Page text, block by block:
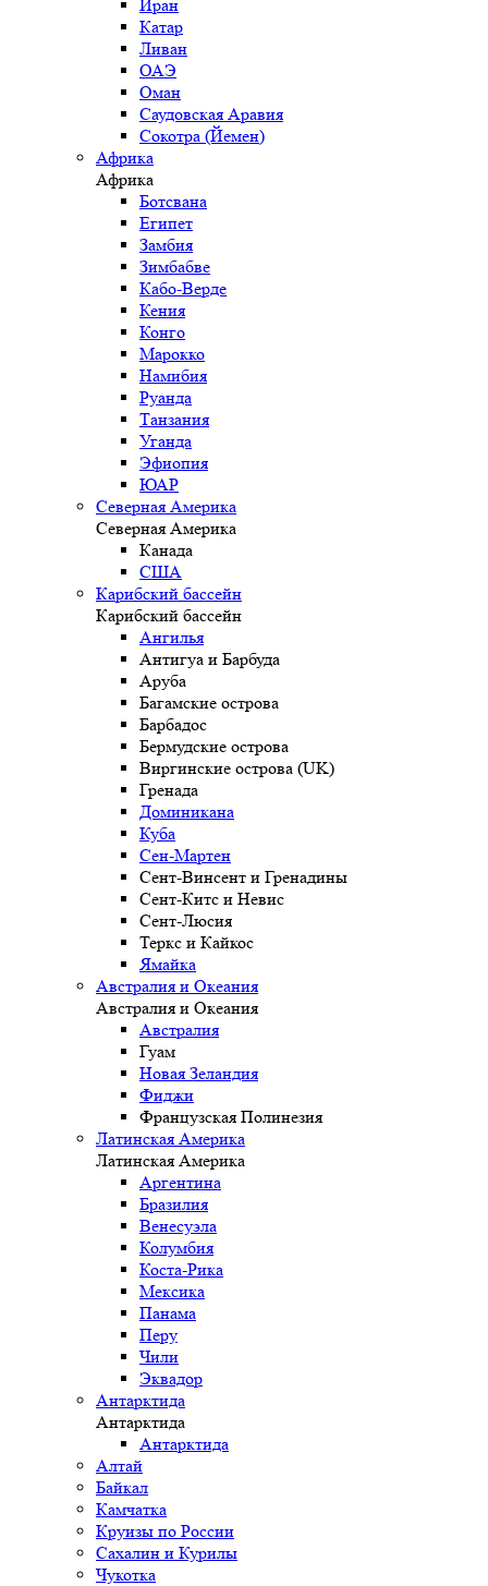
Иран
Катар
Ливан
ОАЭ
Оман
Саудовская Аравия
Сокотра (Йемен)
Африка
Африка
Ботсвана
Египет
Замбия
Зимбабве
Кабо-Верде
Кения
Конго
Марокко
Намибия
Руанда
Танзания
Уганда
Эфиопия
ЮАР
Северная Америка
Северная Америка
Канада
США
Карибский бассейн
Карибский бассейн
Ангилья
Антигуа и Барбуда
Аруба
Багамские острова
Барбадос
Бермудские острова
Виргинские острова (UK)
Гренада
Доминикана
Куба
Сен-Мартен
Сент-Винсент и Гренадины
Сент-Китс и Невис
Сент-Люсия
Теркс и Кайкос
Ямайка
Австралия и Океания
Австралия и Океания
Австралия
Гуам
Новая Зеландия
Фиджи
Французская Полинезия
Латинская Америка
Латинская Америка
Аргентина
Бразилия
Венесуэла
Колумбия
Коста-Рика
Мексика
Панама
Перу
Чили
Эквадор
Антарктида
Антарктида
Антарктида
Алтай
Байкал
Камчатка
Круизы по России
Сахалин и Курилы
Чукотка